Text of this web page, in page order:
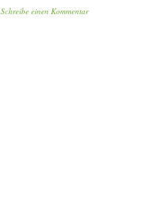
Schreibe einen Kommentar